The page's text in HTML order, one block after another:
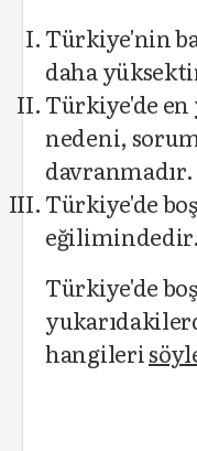
Türkiye'nin
daha
Türkiye'de en
nedeni,
davranmadır.
Türkiye'de
eğilimindedir.
Türkiye'de
hangileri